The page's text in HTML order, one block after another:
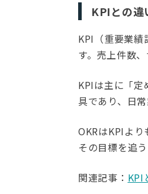
KPIとの違
KPI（重要業績
す。売上件数
KPIは主に「定
具であり、日
OKRはKPIよ
その目標を追
関連記事： KPI